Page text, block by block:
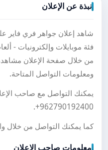
نبذة عن الإعلان
شاهد إعلان جواهر فري
فئة موبايلات وإلكترونيات -
من خلال صفحة الإعلان
ومعلومات التواصل المتاحة.
يمكنك التواصل مع صاحب
+962790192400
.
كما يمكنك التواصل من خلال
معلومات صاحب الإعلان